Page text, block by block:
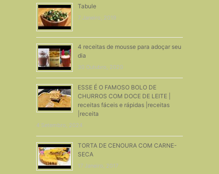
Tabule
7 Janeiro, 2019
4 receitas de mousse para adoçar seu
dia
30 Outubro, 2020
ESSE É O FAMOSO BOLO DE
CHURROS COM DOCE DE LEITE |
receitas fáceis e rápidas |receitas
|receita
4 Setembro, 2024
TORTA DE CENOURA COM CARNE-
SECA
17 Janeiro, 2017